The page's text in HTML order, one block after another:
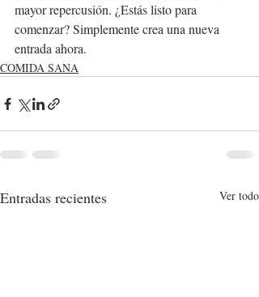
mayor repercusión. ¿Estás listo para
comenzar? Simplemente crea una nueva
entrada ahora.
COMIDA SANA
Entradas recientes Ver todo